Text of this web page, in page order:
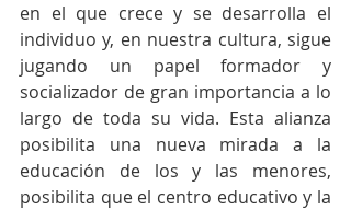
en el que crece y se desarrolla el
individuo y, en nuestra cultura, sigue
jugando un papel formador y
socializador de gran importancia a lo
largo de toda su vida. Esta alianza
posibilita una nueva mirada a la
educación de los y las menores,
posibilita que el centro educativo y la